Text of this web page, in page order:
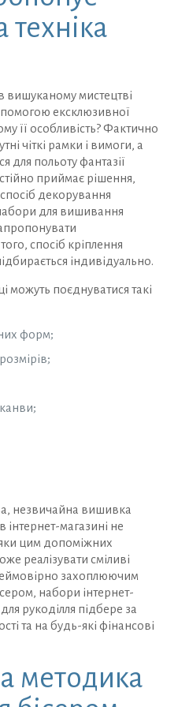
техніка
вишуканому мистецтві
ексклюзивної
її особливість? Фактично
чіткі рамки і вимоги, а
для польоту фантазії
приймає рішення,
декорування
для вишивання
спосіб кріплення
індивідуально.
можуть поєднуватися такі
форм;
незвичайна вишивка
магазині не
цим допоміжних
реалізувати сміливі
захоплюючим
набори інтернет-
рукоділля підбере за
та на будь-які фінансові
методика